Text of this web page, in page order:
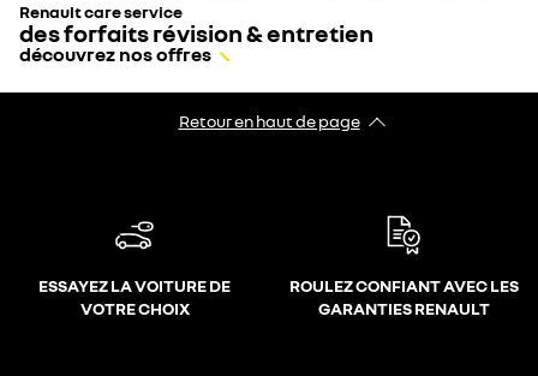
Renault care service
des forfaits révision & entretien
découvrez nos offres
Retour en haut de page
ESSAYEZ LA VOITURE DE
VOTRE CHOIX
ROULEZ CONFIANT AVEC LES
GARANTIES RENAULT